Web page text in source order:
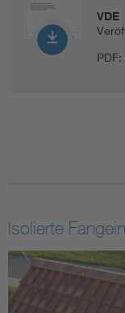
VDE
PDF:
Isolierte